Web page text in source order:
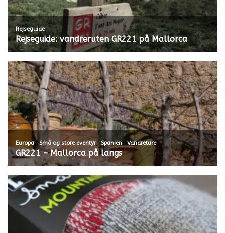
Rejseguide
Rejseguide: vandreruten GR221 på Mallorca
Europa, Små og store eventyr, Spanien, Vandreture
GR221 – Mallorca på langs